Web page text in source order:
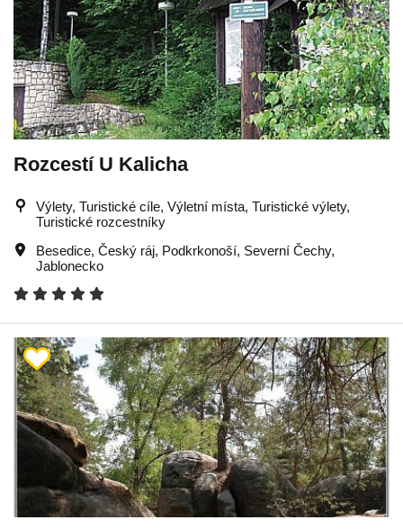
Rozcestí U Kalicha
Výlety, Turistické cíle, Výletní místa, Turistické výlety,
Turistické rozcestníky
Besedice, Český ráj, Podkrkonoší, Severní Čechy,
Jablonecko